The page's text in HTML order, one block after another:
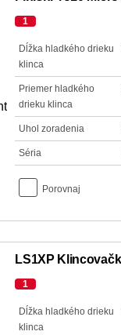
1
Dĺžka hladkého drieku
klinca
Priemer hladkého
drieku klinca
Uhol zoradenia
Séria
Porovnaj
LS1XP
1
Dĺžka hladkého drieku
klinca